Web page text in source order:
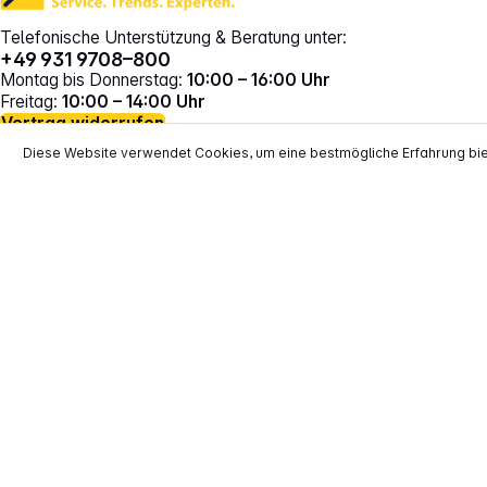
Telefonische Unterstützung & Beratung unter:
+49 931 9708–800
Montag bis Donnerstag: 10:00 – 16:00 Uhr
Freitag: 10:00 – 14:00 Uhr
Vertrag widerrufen
Diese Website verwendet Cookies, um eine bestmögliche Erfahrung